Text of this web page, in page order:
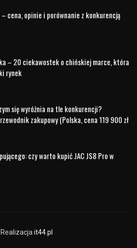
– cena, opinie i porównanie z konkurencją
– 20 ciekawostek o chińskiej marce, która
rynek
się wyróżnia na tle konkurencji?
zakupowy (Polska, cena 119 900 zł
czy warto kupić JAC JS8 Pro w
Realizacja it44.pl